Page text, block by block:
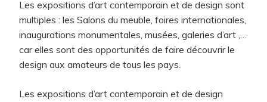
Les expositions d’art contemporain et de design sont
multiples : les Salons du meuble, foires internationales,
inaugurations monumentales, musées, galeries d’art ,…
car elles sont des opportunités de faire découvrir le
design aux amateurs de tous les pays.
Les expositions d’art contemporain et de design